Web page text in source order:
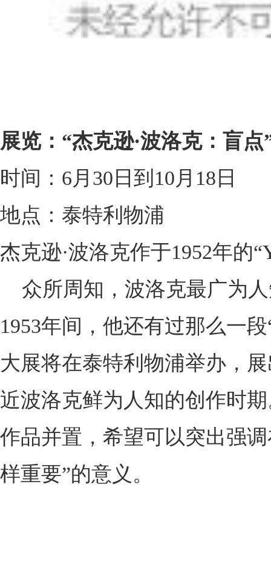
展览：“杰克逊·波洛克：盲点
时间：6月30日到10月18日
地点：泰特利物浦
杰克逊·波洛克作于1952年的
众所周知，波洛克最广为人
1953年间，他还有过那么一
大展将在泰特利物浦举办，
近波洛克鲜为人知的创作时
作品并置，希望可以突出强
样重要”的意义。